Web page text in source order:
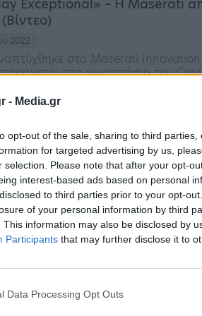
- Media.gr
opt-out of the sale, sharing to third
for targeted advertising by us,
selection. Please note that after your opt-
interest-based ads based on personal
to third parties prior to your opt-
of your personal information by third
This information may also be disclosed by
Participants that may further disclose it to
Data Processing Opt Outs
Exceptional» – Η Maserati
2022
στο Maserati
στο εργοστάσιο του
δρόμους (Φωτό)
2022
γεγονός ετοιμάζεται να λάβει
στο δρόμο ενόψει της
Δοκιμές όχι στην Αττική
(Βίντεο)
2022